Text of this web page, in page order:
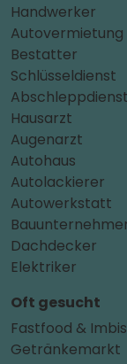
Handwerker
Autovermietung
Bestatter
Schlüsseldienst
Abschleppdienst
Hausarzt
Augenarzt
Autohaus
Autolackierer
Autowerkstatt
Dachdecker
Elektriker
Oft gesucht
Fastfood &
Getränkemarkt